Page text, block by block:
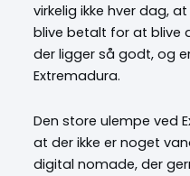
virkelig ikke hver dag,
blive betalt for at blive
der ligger så godt, og
Extremadura.
Den store ulempe ved
at der ikke er noget
digital nomade, der